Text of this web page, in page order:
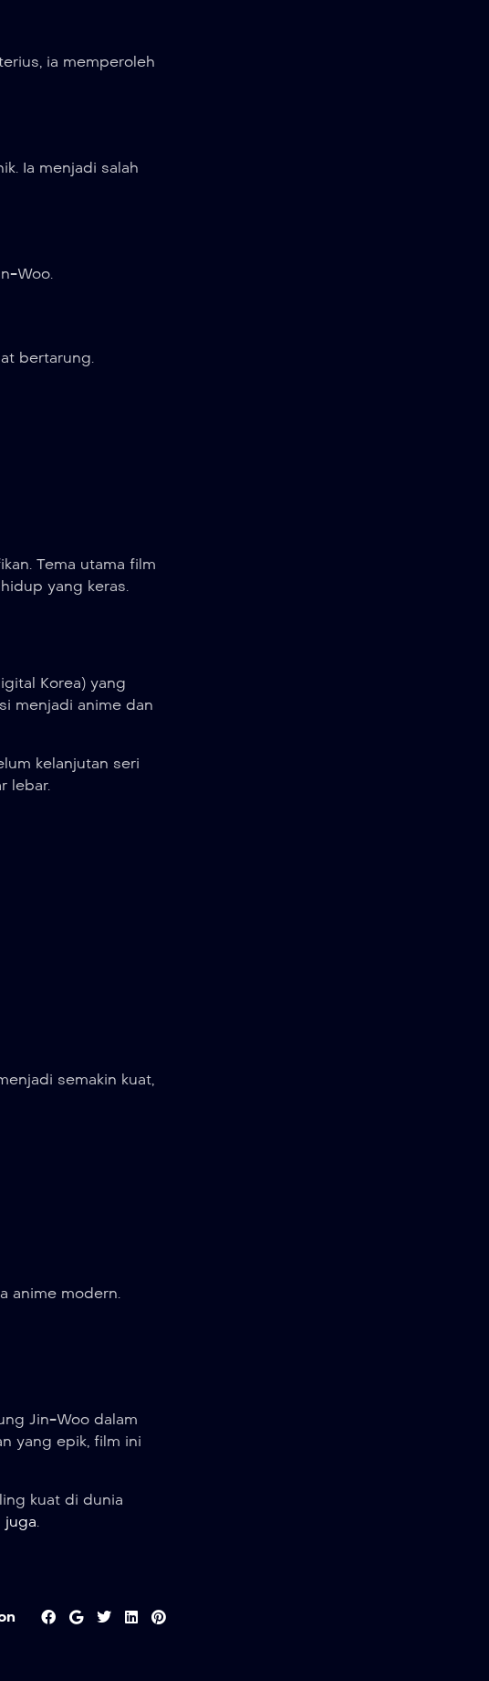
ia memperoleh
Ia menjadi salah
Woo.
bertarung.
Tema utama film
yang keras.
Korea) yang
menjadi anime dan
kelanjutan seri
lebar.
semakin kuat,
anime modern.
Jin-Woo dalam
yang epik, film ini
kuat di dunia
juga.